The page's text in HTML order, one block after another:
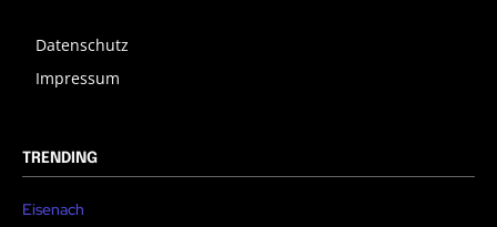
Datenschutz
Impressum
TRENDING
Eisenach